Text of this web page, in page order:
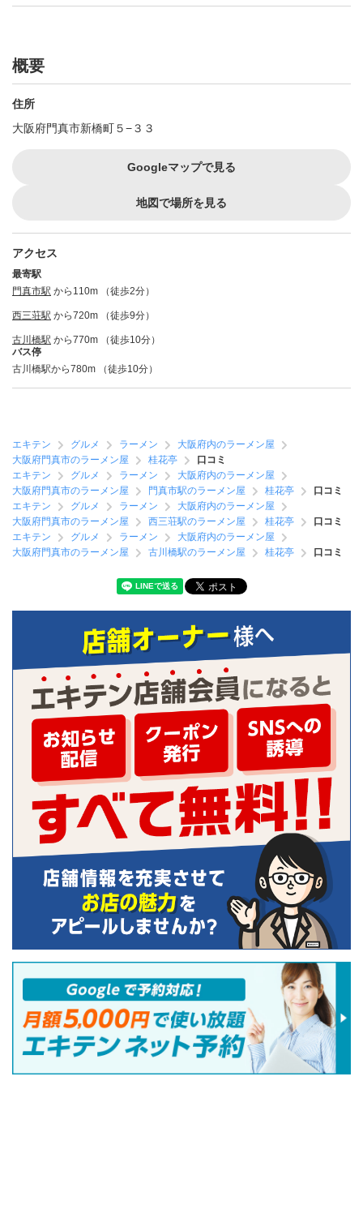
概要
住所
大阪府門真市新橋町５−３３
Googleマップで見る
地図で場所を見る
アクセス
最寄駅
門真市駅 から110m （徒歩2分）
西三荘駅 から720m （徒歩9分）
古川橋駅 から770m （徒歩10分）
バス停
古川橋駅から780m （徒歩10分）
エキテン グルメ ラーメン
大阪府内のラーメン屋
大阪府門真市のラーメン屋
桂花亭
口コミ
エキテン
グルメ ラーメン
大阪府内のラーメン屋
大阪府門真市のラーメン屋
門真市駅のラーメン屋 桂花亭
口コミ
エキテン
グルメ ラーメン
大阪府内のラーメン屋
大阪府門真市のラーメン屋
西三荘駅のラーメン屋 桂花亭
口コミ
エキテン
グルメ ラーメン
大阪府内のラーメン屋
大阪府門真市のラーメン屋
古川橋駅のラーメン屋 桂花亭 口コミ